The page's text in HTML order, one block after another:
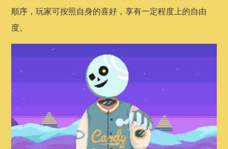
順序，玩家可按照自身的喜好，享有一定程度上的自由
度。